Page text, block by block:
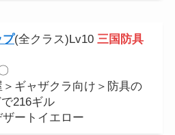
プ(全クラス)Lv10 三国防具
ギャザクラ向け＞防具の
216ギル
ートイエロー